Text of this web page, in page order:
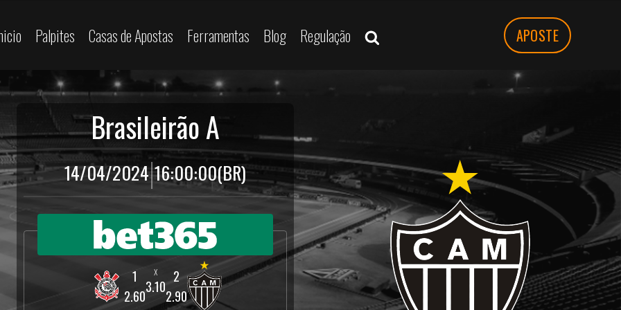
APOSTE
Palpites Casas de Apostas Ferramentas Blog Regulação
Brasileirão A
14/04/2024|16:00:00(BR)
2.60
3.10
2.90